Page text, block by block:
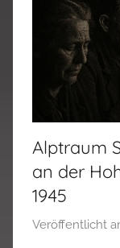
Alptraum
an der
1945
Veröffentlicht